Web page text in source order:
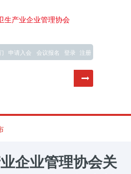
申请入会 会议报名 登录 注册
企业管理协会关